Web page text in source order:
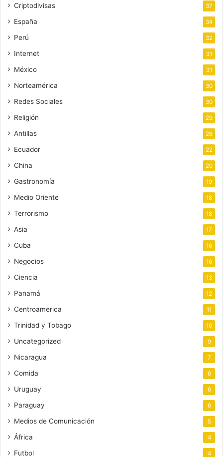
Criptodivisas 37
España 34
Perú 32
Internet 31
México 31
Norteamérica 30
Redes Sociales 30
Religión 29
Antillas 26
Ecuador 22
China 20
Gastronomía 19
Medio Oriente 18
Terrorismo 18
Asia 17
Cuba 16
Negocios 16
Ciencia 13
Panamá 12
Centroamerica 11
Trinidad y Tobago 10
Uncategorized 9
Nicaragua 7
Comida 6
Uruguay 6
Paraguay 6
Medios de Comunicación 5
África 4
Futbol 4